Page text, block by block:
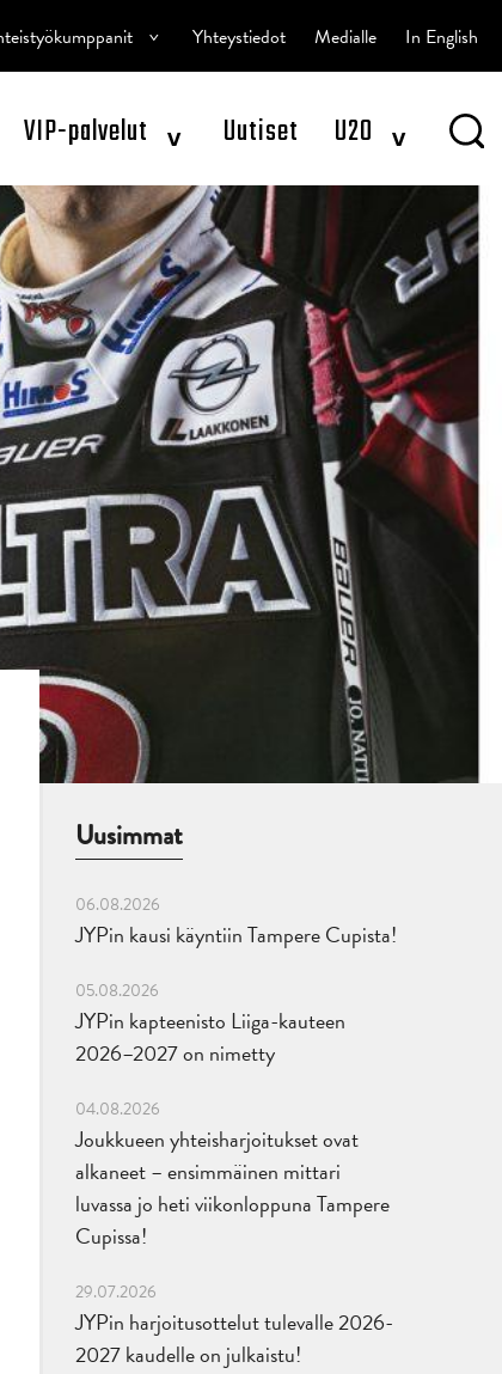
VIP-palvelut ^ Uutiset U20 ^
^ Yhteystiedot Medialle In English
Uusimmat
06.08.2026
JYPin kausi käyntiin Tampere Cupista!
05.08.2026
JYPin kapteenisto Liiga-kauteen
2026–2027 on nimetty
04.08.2026
Joukkueen yhteisharjoitukset ovat
alkaneet – ensimmäinen mittari
luvassa jo heti viikonloppuna Tampere
Cupissa!
29.07.2026
JYPin harjoitusottelut tulevalle 2026-
2027 kaudelle on julkaistu!